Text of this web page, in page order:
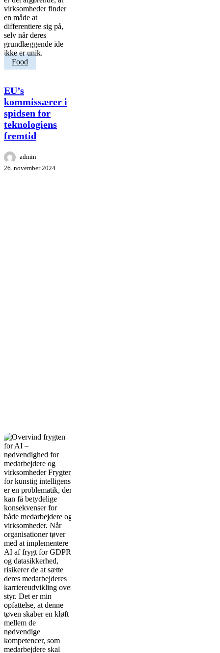
EU’s
kommissærer
spidsen
for
teknologiens
fremtid
Food
kategoriseret
EU’s
kommissærer i
spidsen for
teknologiens
fremtid
admin
26. november 2024